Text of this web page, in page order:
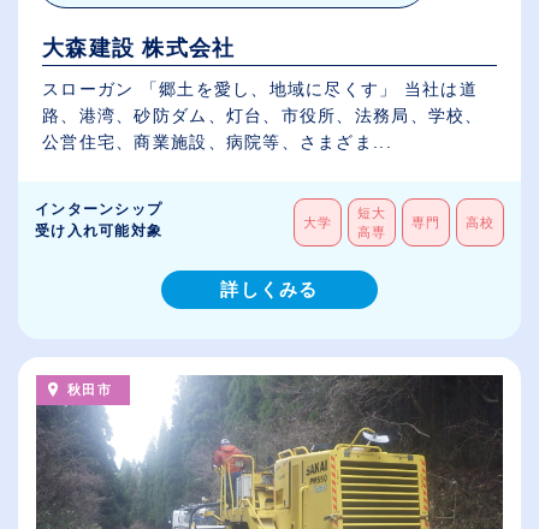
大森建設 株式会社
スローガン 「郷土を愛し、地域に尽くす」 当社は道
路、港湾、砂防ダム、灯台、市役所、法務局、学校、
公営住宅、商業施設、病院等、さまざま...
インターンシップ
受け入れ可能対象
大学
短大
高専
専門 高校
詳しくみる
秋田市